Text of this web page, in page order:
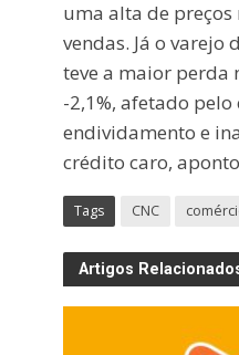
uma alta de preços
vendas. Já o
teve a maior perda
-2,1%, afetado pelo
endividamento e
crédito caro,
Tags CNC
Artigos